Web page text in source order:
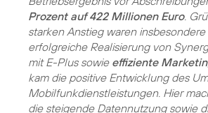
Prozent auf 422 Millionen Euro.
starken Anstieg waren
erfolgreiche Realisierung von
mit E-Plus sowie effiziente
kam die positive Entwicklung des
Mobilfunkdienstleistungen. Hier
die steigende Datennutzung sowie